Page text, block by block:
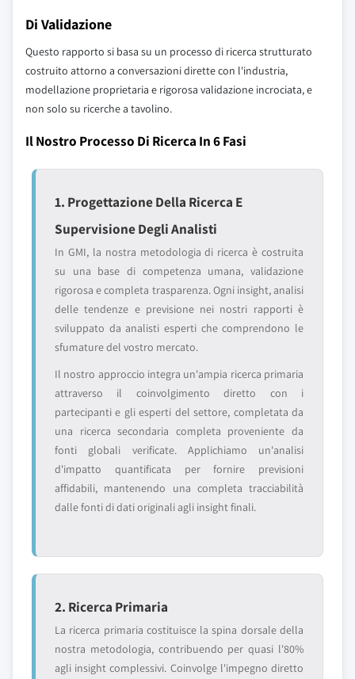
Di Validazione
Questo rapporto si basa su un processo di ricerca strutturato
costruito attorno a conversazioni dirette con l'industria,
modellazione proprietaria e rigorosa validazione incrociata, e
non solo su ricerche a tavolino.
Il Nostro Processo Di Ricerca In 6 Fasi
1. Progettazione Della Ricerca E
Supervisione Degli Analisti
In GMI, la nostra metodologia di ricerca è costruita
su una base di competenza umana, validazione
rigorosa e completa trasparenza. Ogni insight, analisi
delle tendenze e previsione nei nostri rapporti è
sviluppato da analisti esperti che comprendono le
sfumature del vostro mercato.
Il nostro approccio integra un'ampia ricerca primaria
attraverso il coinvolgimento diretto con i
partecipanti e gli esperti del settore, completata da
una ricerca secondaria completa proveniente da
fonti globali verificate. Applichiamo un'analisi
d'impatto quantificata per fornire previsioni
affidabili, mantenendo una completa tracciabilità
dalle fonti di dati originali agli insight finali.
2. Ricerca Primaria
La ricerca primaria costituisce la spina dorsale della
nostra metodologia, contribuendo per quasi l'80%
agli insight complessivi. Coinvolge l'impegno diretto